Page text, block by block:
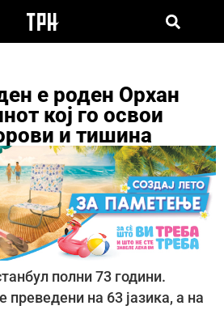
е роден Орхан
кој го освои
и тишина
полни 73 години.
преведени на 63 јазика, а на